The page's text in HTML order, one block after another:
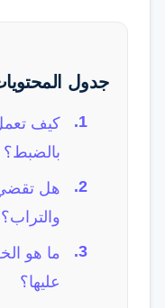
جدول
كيف
بالضبط؟
هل تقضي
والتراب؟
ما هو
عليها؟